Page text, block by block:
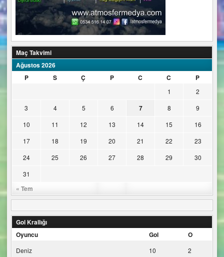
Maç Takvimi
Ağustos 2026
P
S Ç P C C P
« Tem
1
2
3
4 5 6 7 8
9
10
11 12 13 14 15
16
17
18 19 20 21 22
23
24
25 26 27 28 29
30
31
Gol Krallığı
Oyuncu
Gol O
Deniz 10 2